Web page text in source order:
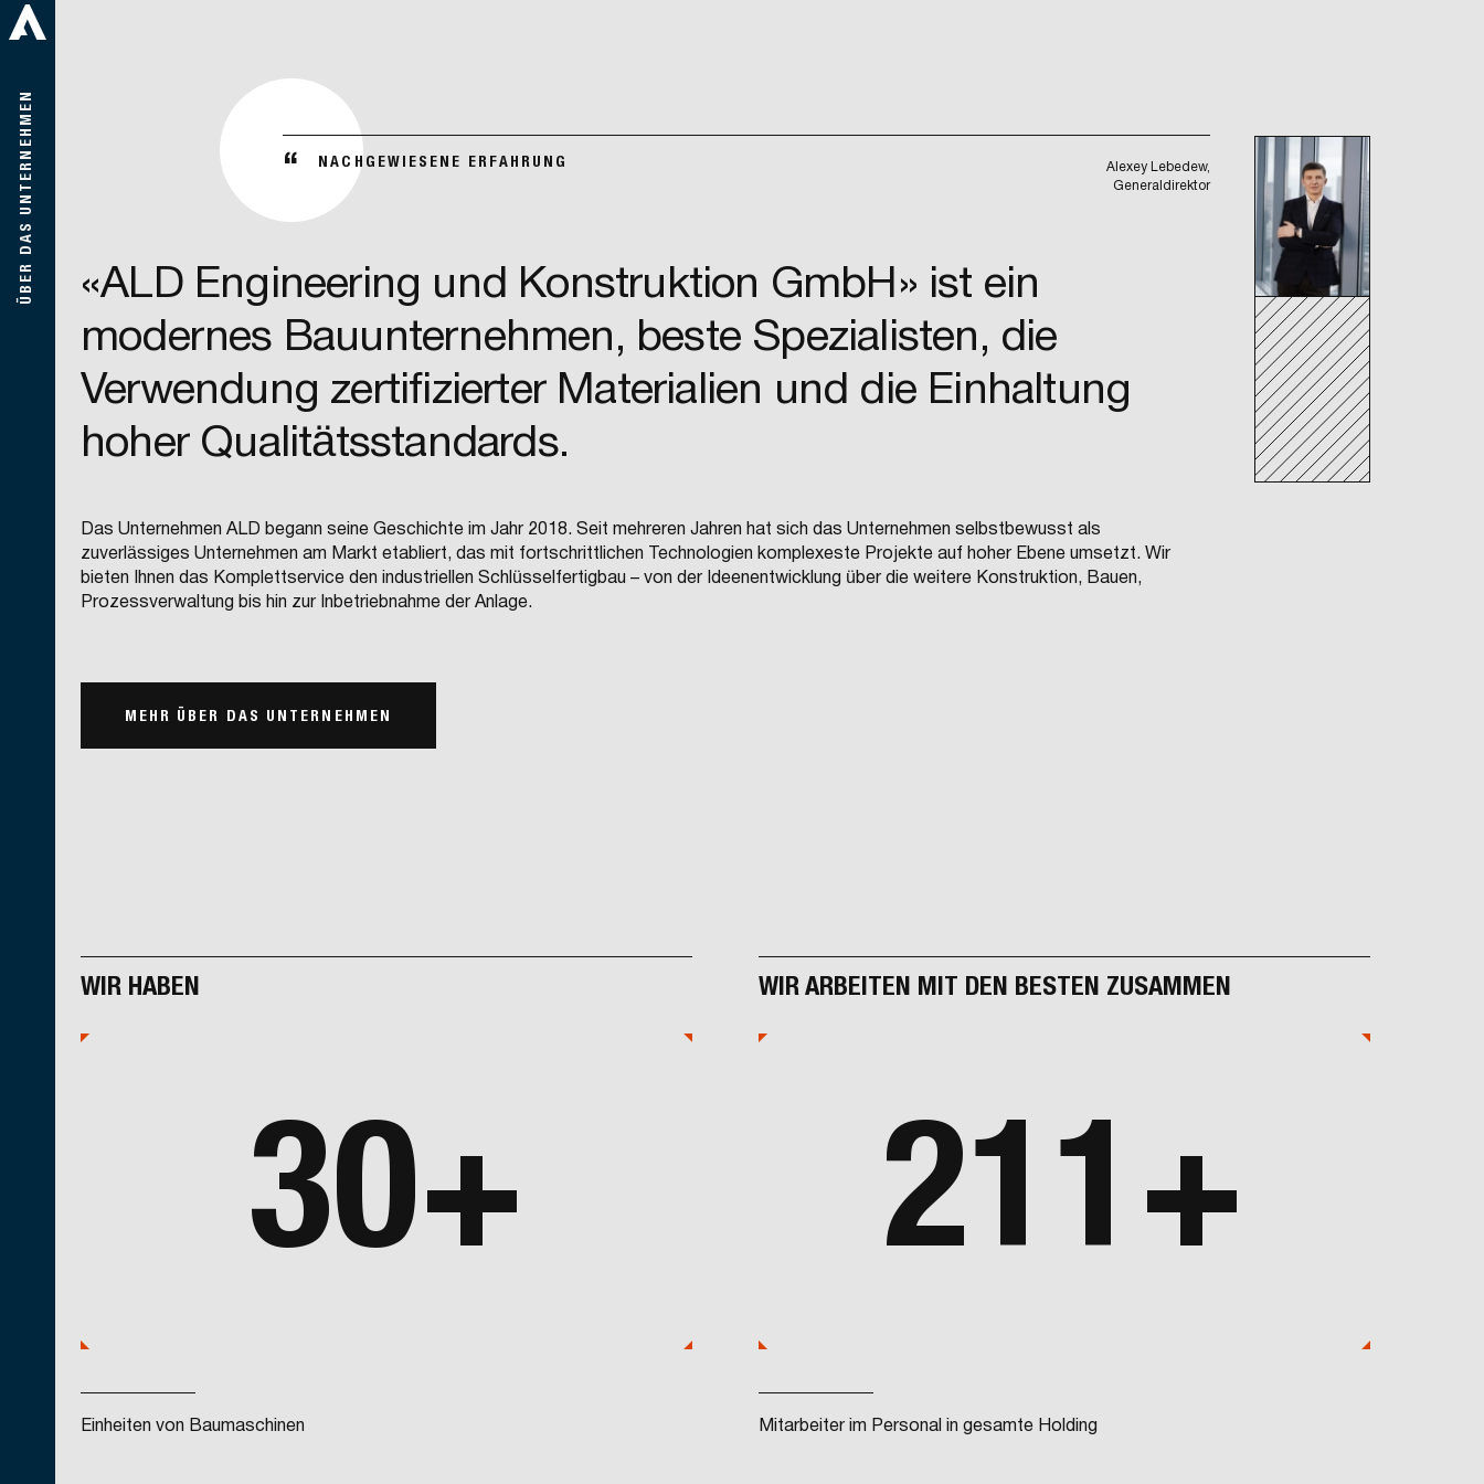
ÜBER DAS UNTERNEHMEN “ NACHGEWIESENE ERFAHRUNG
Alexey Lebedew,
Generaldirektor
«ALD Engineering und Konstruktion GmbH» ist ein
modernes Bauunternehmen, beste Spezialisten, die
Verwendung zertifizierter Materialien und die Einhaltung
hoher Qualitätsstandards.
Das Unternehmen ALD begann seine Geschichte im Jahr 2018. Seit mehreren Jahren hat sich das Unternehmen selbstbewusst als
zuverlässiges Unternehmen am Markt etabliert, das mit fortschrittlichen Technologien komplexeste Projekte auf hoher Ebene umsetzt. Wir
bieten Ihnen das Komplettservice den industriellen Schlüsselfertigbau – von der Ideenentwicklung über die weitere Konstruktion, Bauen,
Prozessverwaltung bis hin zur Inbetriebnahme der Anlage.
MEHR ÜBER DAS UNTERNEHMEN
WIR HABEN
30+
Einheiten von Baumaschinen
WIR ARBEITEN MIT DEN BESTEN ZUSAMMEN
211+
Mitarbeiter im Personal in gesamte Holding